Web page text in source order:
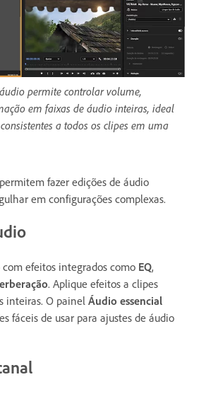
permite controlar volume,
em faixas de áudio inteiras, ideal
a todos os clipes em uma
fazer edições de áudio
em configurações complexas.
efeitos integrados como EQ,
. Aplique efeitos a clipes
inteiras. O painel Áudio essencial
fáceis de usar para ajustes de áudio